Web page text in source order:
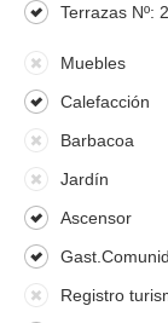
Terrazas Nº:
Muebles
Calefacción
Barbacoa
Jardín
Ascensor
Registro